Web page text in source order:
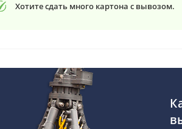
Хотите сдать много картона с вывозом.